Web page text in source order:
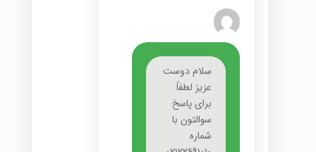
سلام دوست
عزیز لطفاً
برای پاسخ
سوالتون با
شماره